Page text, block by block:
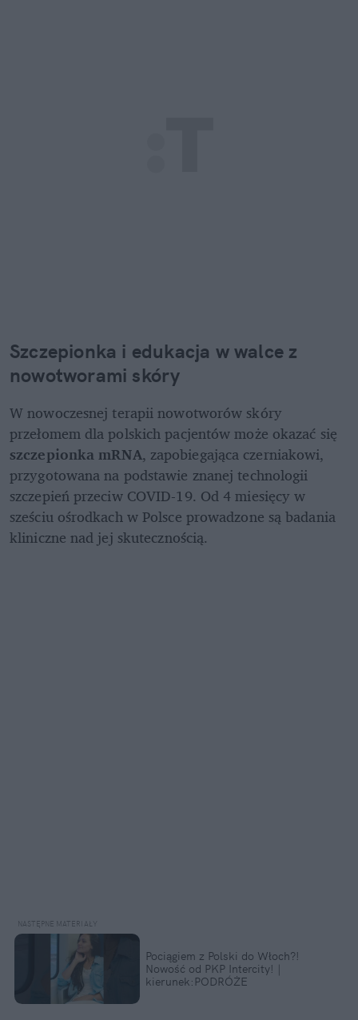
Szczepionka i edukacja w walce z
nowotworami skóry
W nowoczesnej terapii nowotworów skóry
szczepionka mRNA, zapobiegająca czerniakowi,
przygotowana na podstawie znanej technologii
szczepień przeciw COVID-19. Od 4 miesięcy w
sześciu ośrodkach w Polsce prowadzone są badania
kliniczne nad jej skutecznością.
Pociągiem z Polski do Włoch?!
Nowość od PKP Intercity! |
kierunek:PODRÓŻE